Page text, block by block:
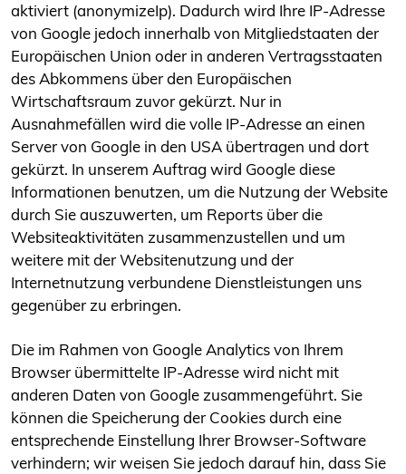
aktiviert (anonymizeIp). Dadurch wird Ihre IP-Adresse
von Google jedoch innerhalb von Mitgliedstaaten der
Europäischen Union oder in anderen Vertragsstaaten
des Abkommens über den Europäischen
Wirtschaftsraum zuvor gekürzt. Nur in
Ausnahmefällen wird die volle IP-Adresse an einen
Server von Google in den USA übertragen und dort
gekürzt. In unserem Auftrag wird Google diese
Informationen benutzen, um die Nutzung der Website
durch Sie auszuwerten, um Reports über die
Websiteaktivitäten zusammenzustellen und um
weitere mit der Websitenutzung und der
Internetnutzung verbundene Dienstleistungen uns
gegenüber zu erbringen.
Die im Rahmen von Google Analytics von Ihrem
Browser übermittelte IP-Adresse wird nicht mit
anderen Daten von Google zusammengeführt. Sie
können die Speicherung der Cookies durch eine
entsprechende Einstellung Ihrer Browser-Software
verhindern; wir weisen Sie jedoch darauf hin, dass Sie